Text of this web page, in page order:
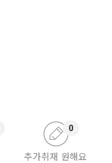
추가취재 원해요
0